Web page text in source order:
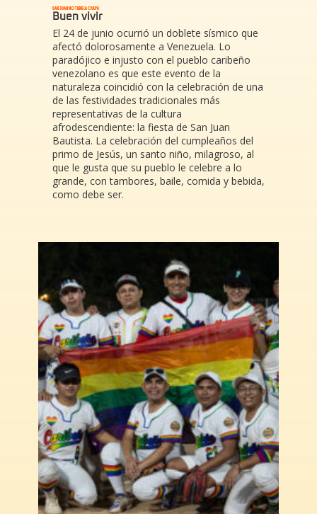
SAN JUAN NO TIENE LA CULPA
Buen vivir
El 24 de junio ocurrió un doblete sísmico que
afectó dolorosamente a Venezuela. Lo
paradójico e injusto con el pueblo caribeño
venezolano es que este evento de la
naturaleza coincidió con la celebración de una
de las festividades tradicionales más
representativas de la cultura
afrodescendiente: la fiesta de San Juan
Bautista. La celebración del cumpleaños del
primo de Jesús, un santo niño, milagroso, al
que le gusta que su pueblo le celebre a lo
grande, con tambores, baile, comida y bebida,
como debe ser.